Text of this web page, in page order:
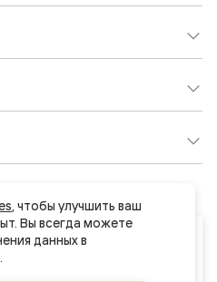
город
(Астана)
центр:
общим вопросам:
, чтобы улучшить ваш
Вы всегда можете
данных в